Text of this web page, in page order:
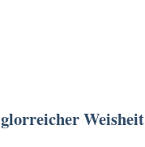
Weisheit